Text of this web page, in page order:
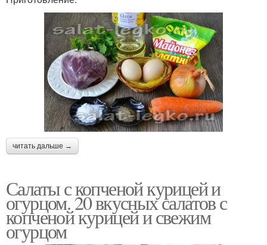
читать дальше →
Салаты с копченой курицей и
огурцом. 20 вкусных салатов с
копченой курицей и свежим
огурцом